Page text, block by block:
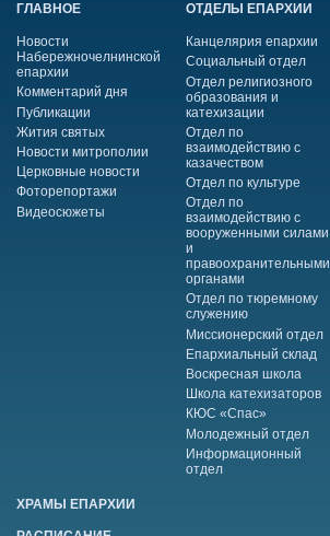
ГЛАВНОЕ
Новости
Набережночелнинской
епархии
Комментарий дня
Публикации
Жития святых
Новости митрополии
Церковные новости
Фоторепортажи
Видеосюжеты
ОТДЕЛЫ ЕПАРХИИ
Канцелярия епархии
Социальный отдел
Отдел религиозного
образования и
катехизации
Отдел по
взаимодействию с
казачеством
Отдел по культуре
Отдел по
взаимодействию с
вооруженными силами
и
правоохранительными
органами
Отдел по тюремному
служению
Миссионерский отдел
Епархиальный склад
Воскресная школа
Школа катехизаторов
КЮС «Спас»
Молодежный отдел
Информационный
отдел
ХРАМЫ ЕПАРХИИ